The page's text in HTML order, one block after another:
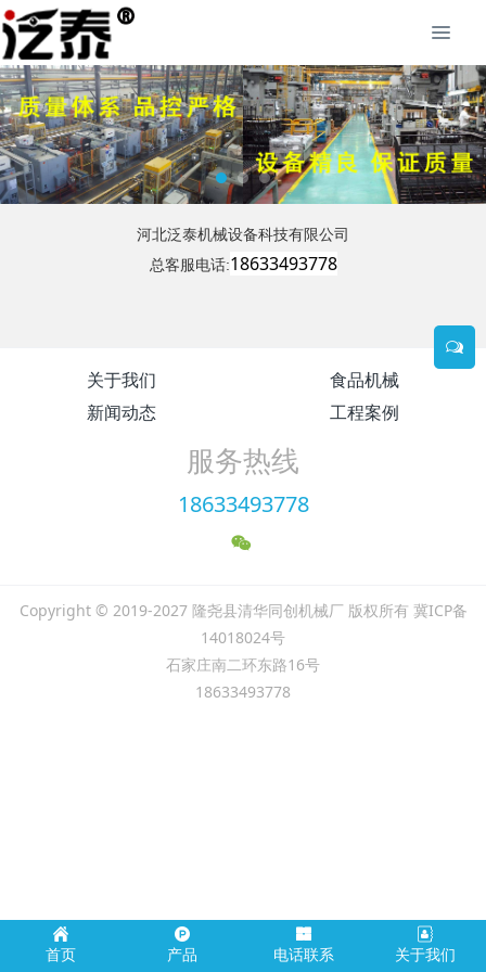
河北泛泰机械设备科技有限公司
总客服电话:18633493778
关于我们
食品机械
新闻动态
工程案例
服务热线
18633493778
Copyright © 2019-2027 隆尧县清华同创机械厂 版权所有 冀ICP备
14018024号
石家庄南二环东路16号
18633493778
首页 产品 电话联系 关于我们